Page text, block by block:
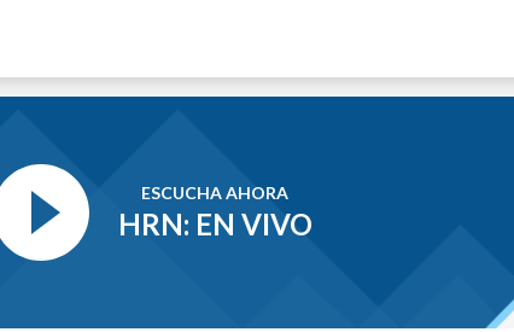
ESCUCHA AHORA
HRN: EN VIVO